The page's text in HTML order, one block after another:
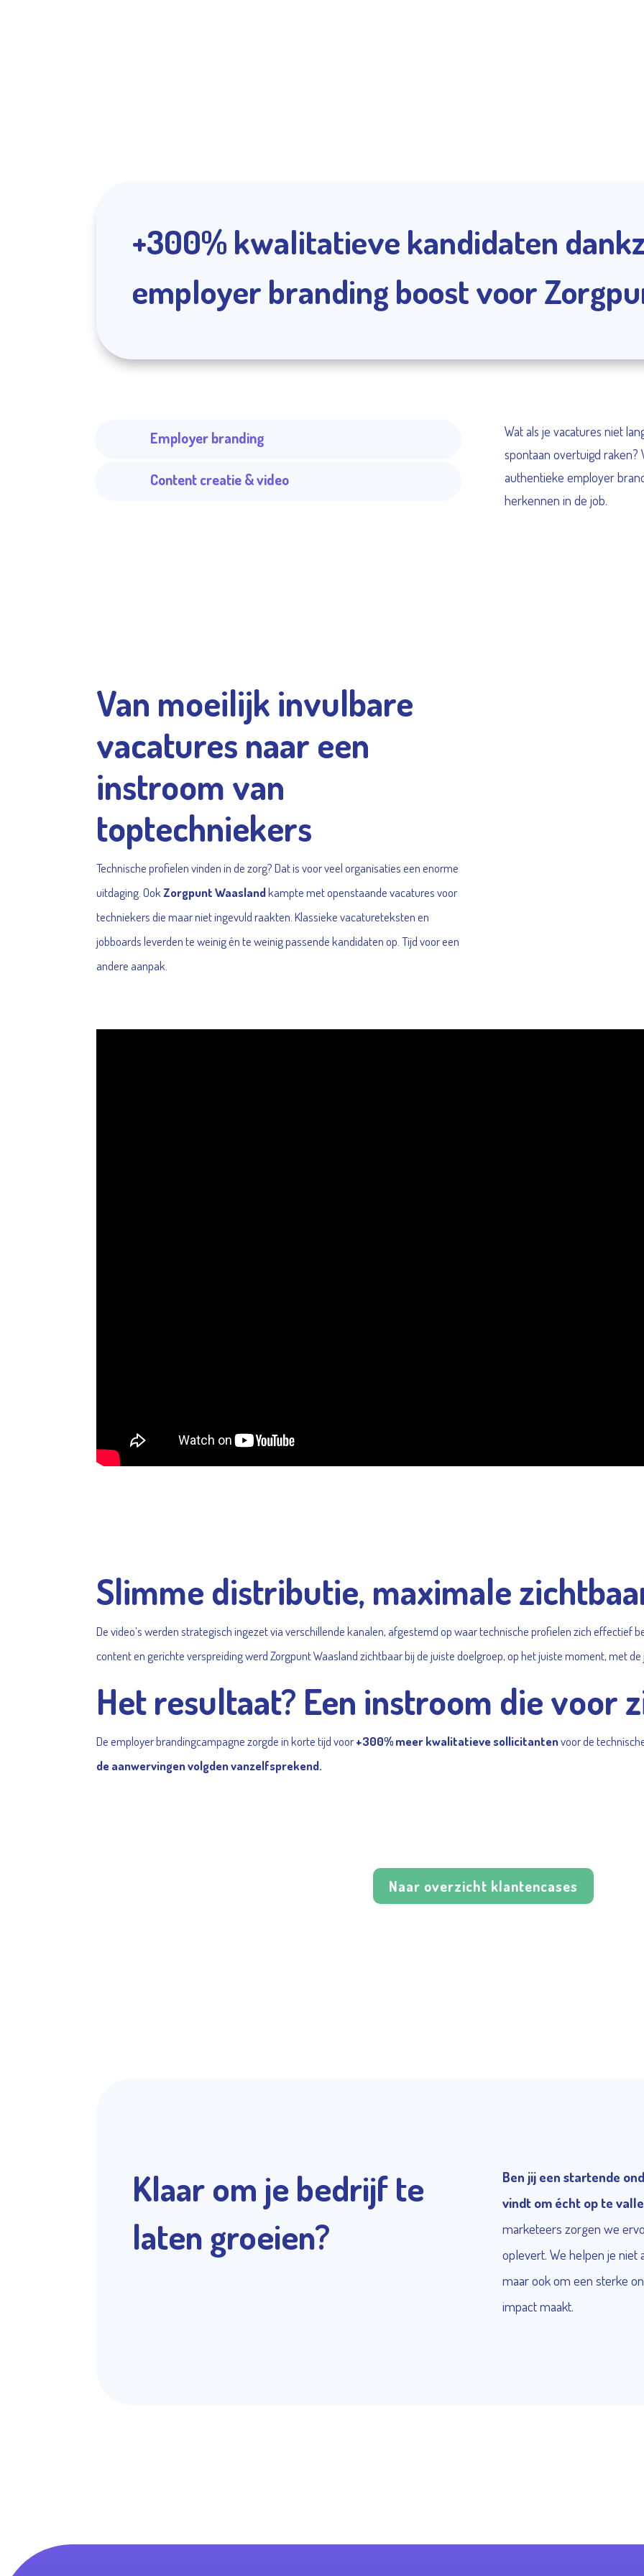
Web & creatie
Grafisch ontwerp
Logo & branding
Kennismaken 👋🏻
+300% kwalitatieve kandidaten
employer branding boost voor
Employer branding
Content creatie & video
Wat als je vacatures niet
spontaan overtuigd raken?
authentieke employer
herkennen in de job.
Van moeilijk invulbare
vacatures naar een
instroom van
toptechniekers
Technische profielen vinden in de zorg? Dat is voor veel organisaties een enorme
uitdaging. Ook Zorgpunt Waaslandkampte met openstaande vacatures voor
techniekers die maar niet ingevuld raakten. Klassieke vacatureteksten en
jobboards leverden te weinig én te weinig passende kandidaten op. Tijd voor een
andere aanpak.
Slimme distributie, maximale
De video’s werden strategisch ingezet via verschillende kanalen, afgestemd op waar technische profielen zich effectief
content en gerichte verspreiding werd Zorgpunt Waasland zichtbaar bij de juiste doelgroep, op het juiste moment, met de
Het resultaat? Een instroom die voor
De employer brandingcampagne zorgde in korte tijd voor+300% meer kwalitatieve sollicitantenvoor de
de aanwervingen volgden vanzelfsprekend.
Naar overzicht klantencases
Klaar om je bedrijf te
laten groeien?
Ben jij een startende
vindt om écht op te
marketeers zorgen we
oplevert. We helpen je
maar ook om een sterke
impact maakt.